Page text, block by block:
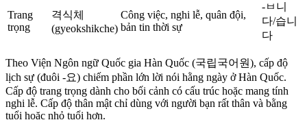
Trang
trọng
격식체
(gyeokshikche)
Công việc, nghi lễ, quân đội,
bản tin thời sự
-ㅂ니
다/습니
다
Theo Viện Ngôn ngữ Quốc gia Hàn Quốc (국립국어원), cấp độ
lịch sự (đuôi -요) chiếm phần lớn lời nói hằng ngày ở Hàn Quốc.
Cấp độ trang trọng dành cho bối cảnh có cấu trúc hoặc mang tính
nghi lễ. Cấp độ thân mật chỉ dùng với người bạn rất thân và bằng
tuổi hoặc nhỏ tuổi hơn.